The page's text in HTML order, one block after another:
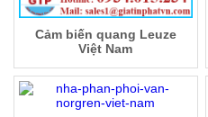
Cảm biến quang Leuze
Việt Nam